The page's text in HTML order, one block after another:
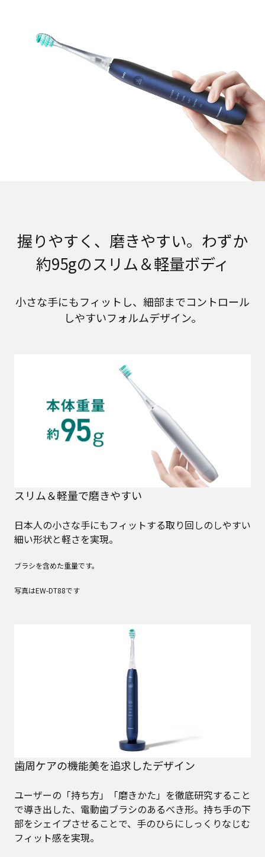
握りやすく、磨きやすい。わずか
約95gのスリム＆軽量ボディ
小さな手にもフィットし、細部までコントロール
しやすいフォルムデザイン。
スリム＆軽量で磨きやすい
日本人の小さな手にもフィットする取り回しのしやすい
細い形状と軽さを実現。
ブラシを含めた重量です。
写真はEW-DT88です
歯周ケアの機能美を追求したデザイン
ユーザーの「持ち方」「磨きかた」を徹底研究すること
で導き出した、電動歯ブラシのあるべき形。持ち手の下
部をシェイプさせることで、手のひらにしっくりなじむ
フィット感を実現。